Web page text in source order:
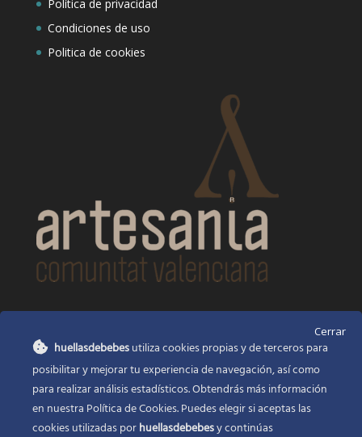
Política de privacidad
Condiciones de uso
Politica de cookies
Huellas de bebés
Santa Ana, 22Alcasser Valencia 46290
625 120 591
Cerrar
huellasdebebesutiliza cookies propias y de terceros para
posibilitar y mejorar tu experiencia de navegación, así como
para realizar análisis estadísticos. Obtendrás más información
en nuestra Política de Cookies. Puedes elegir si aceptas las
cookies utilizadas porhuellasdebebesy continúas